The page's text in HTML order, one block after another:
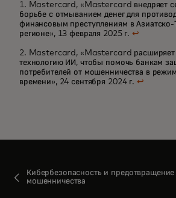
1. Mastercard, «Mastercard внедряет
борьбе с отмыванием денег для
финансовым преступлениям в Азиатско-
регионе», 13 февраля 2025 г. ↩
2. Mastercard, «Mastercard расширяет
технологию ИИ, чтобы помочь банкам
потребителей от мошенничества в
времени», 24 сентября 2024 г. ↩
Кибербезопасность и предотвращение
мошенничества